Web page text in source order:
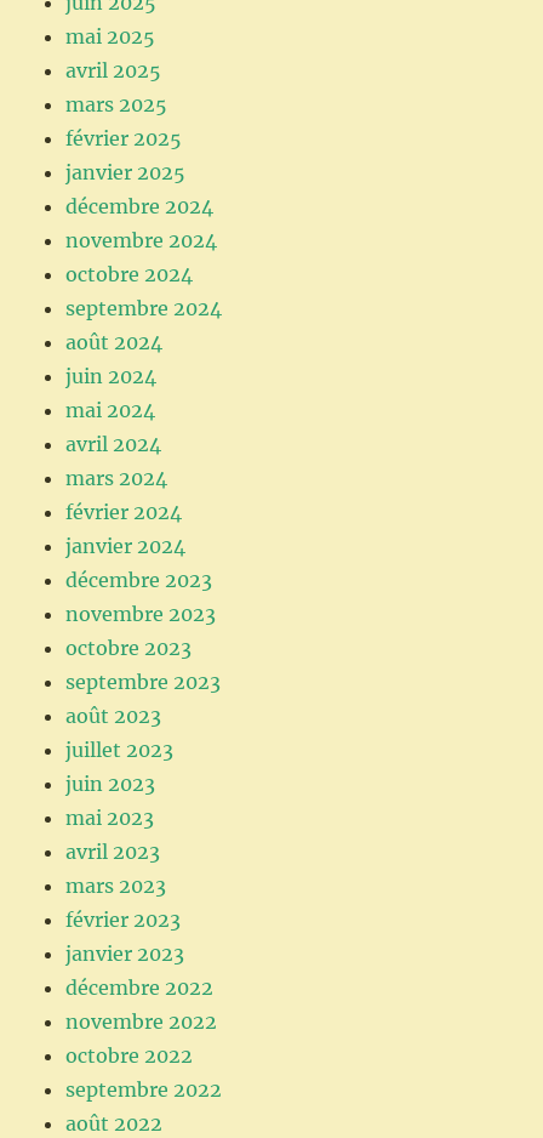
mai 2025
avril 2025
mars 2025
février 2025
janvier 2025
décembre 2024
novembre 2024
octobre 2024
septembre 2024
août 2024
juin 2024
mai 2024
avril 2024
mars 2024
février 2024
janvier 2024
décembre 2023
novembre 2023
octobre 2023
septembre 2023
août 2023
juillet 2023
juin 2023
mai 2023
avril 2023
mars 2023
février 2023
janvier 2023
décembre 2022
novembre 2022
octobre 2022
septembre 2022
août 2022